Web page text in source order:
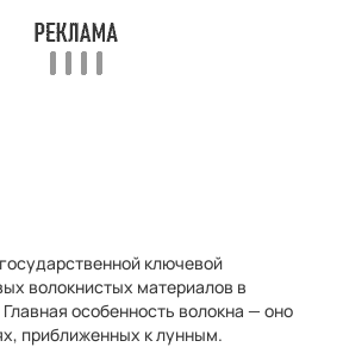
ключевой
волокнистых материалов в
особенность волокна — оно
приближенных к лунным.